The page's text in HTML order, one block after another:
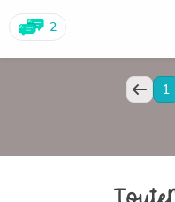
depuis le début de la
les trois classes
normalement lundi.
Bon weekend à tous.
2
1